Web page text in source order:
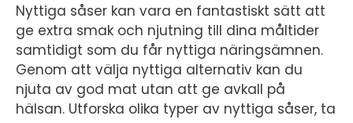
Nyttiga såser kan vara en fantastiskt sätt att
ge extra smak och njutning till dina måltider
samtidigt som du får nyttiga näringsämnen.
Genom att välja nyttiga alternativ kan du
njuta av god mat utan att ge avkall på
hälsan. Utforska olika typer av nyttiga såser, ta